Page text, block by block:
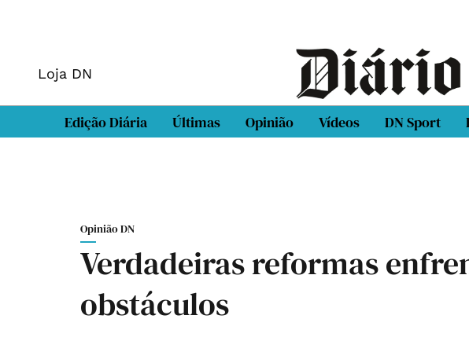
Loja DN
Edição Diária Últimas Opinião Vídeos DN Sport
Opinião DN
Verdadeiras reformas
obstáculos